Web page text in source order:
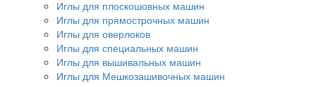
Иглы для плоскошовных машин
Иглы для прямострочных машин
Иглы для оверлоков
Иглы для специальных машин
Иглы для вышивальных машин
Иглы для Мешкозашивочных машин